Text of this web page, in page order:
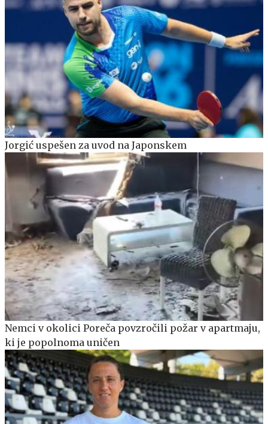
Jorgić uspešen za uvod na Japonskem
Nemci v okolici Poreča povzročili požar v apartmaju,
ki je popolnoma uničen